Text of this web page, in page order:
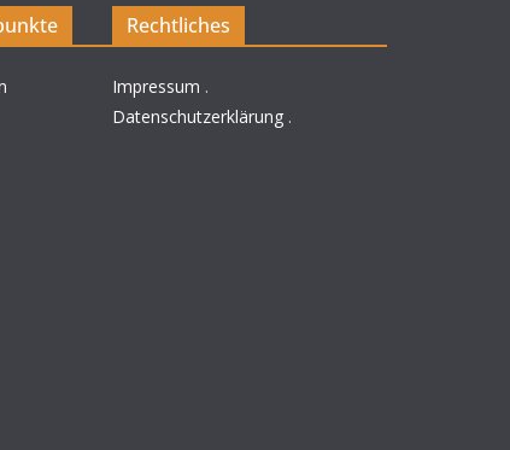
Rechtliches
Impressum .
Datenschutzerklärung .